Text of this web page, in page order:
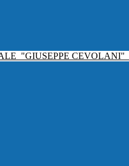
"GIUSEPPE CEVOLANI"